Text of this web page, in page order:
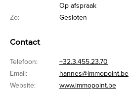
Op afspraak
Zo:
Gesloten
Contact
Telefoon:
+32.3.455.23.70
Email:
hannes@immopoint.be
Website:
www.immopoint.be